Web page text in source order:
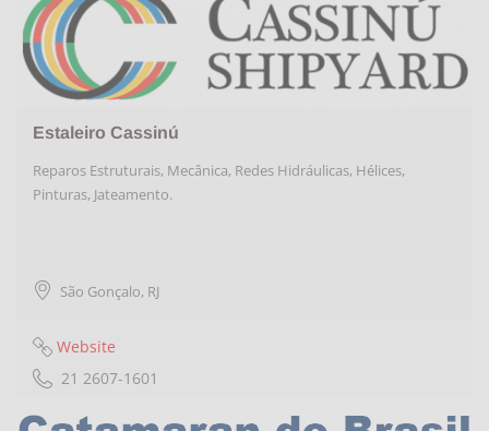
Estaleiro Cassinú
Reparos Estruturais, Mecânica, Redes Hidráulicas, Hélices,
Pinturas, Jateamento.
São Gonçalo, RJ
Website
21 2607-1601